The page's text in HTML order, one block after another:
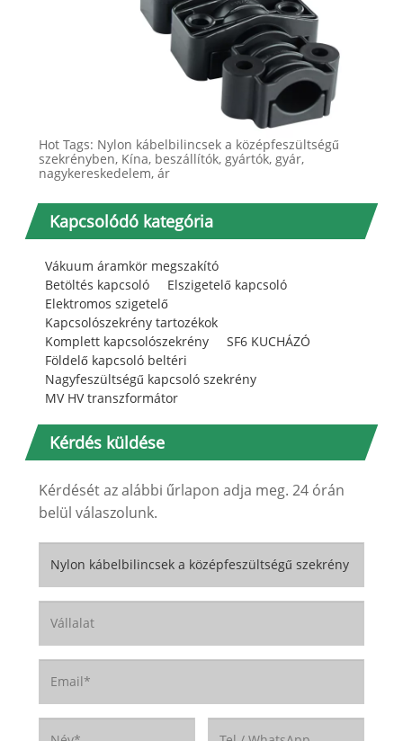
Hot Tags: Nylon kábelbilincsek a középfeszültségű
szekrényben, Kína, beszállítók, gyártók, gyár,
nagykereskedelem, ár
Kapcsolódó kategória
Vákuum áramkör megszakító
Betöltés kapcsoló
Elszigetelő kapcsoló
Elektromos szigetelő
Kapcsolószekrény tartozékok
Komplett kapcsolószekrény
SF6 KUCHÁZÓ
Földelő kapcsoló beltéri
Nagyfeszültségű kapcsoló szekrény
MV HV transzformátor
Kérdés küldése
Kérdését az alábbi űrlapon adja meg. 24 órán
belül válaszolunk.